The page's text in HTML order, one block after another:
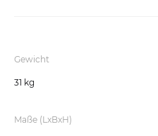
Gewicht
31 kg
Maße (LxBxH)